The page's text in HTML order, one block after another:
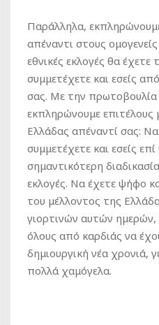
Παράλληλα,
απέναντι στους
εθνικές εκλογές θα
συμμετέχετε και εσείς
σας. Με την πρωτοβουλία
εκπληρώνουμε
Ελλάδας απέναντί σας:
συμμετέχετε και εσείς
σημαντικότερη
εκλογές. Να έχετε ψήφο
του μέλλοντος της
γιορτινών αυτών
όλους από καρδιάς να
δημιουργική νέα χρονιά,
πολλά χαμόγελα.